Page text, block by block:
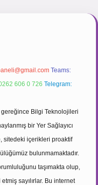
Teams:
606 0 726 Telegram:
gereğince Bilgi Teknolojileri
bir Yer Sağlayıcı
sitedeki içerikleri proaktif
bulunmamaktadır.
taşımakta olup,
sayılırlar. Bu internet